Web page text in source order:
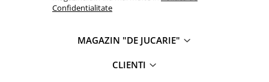
Confidentialitate
MAGAZIN "DE JUCARIE"
CLIENTI